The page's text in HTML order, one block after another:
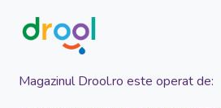
Magazinul Drool.ro este operat de: